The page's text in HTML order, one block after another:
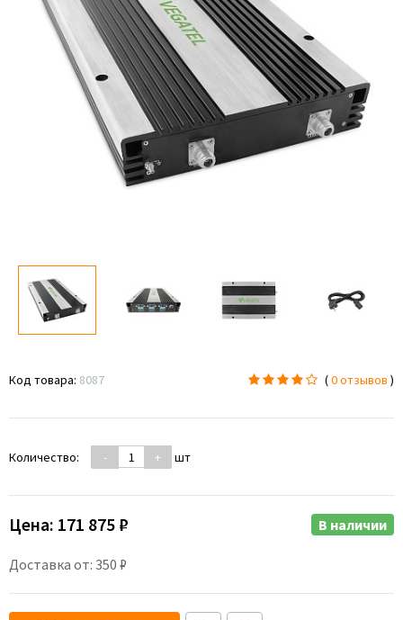
Код товара: 8087 (0 отзывов )
Количество: - + шт
Цена: 171 875 ₽
Доставка от: 350 ₽
В наличии